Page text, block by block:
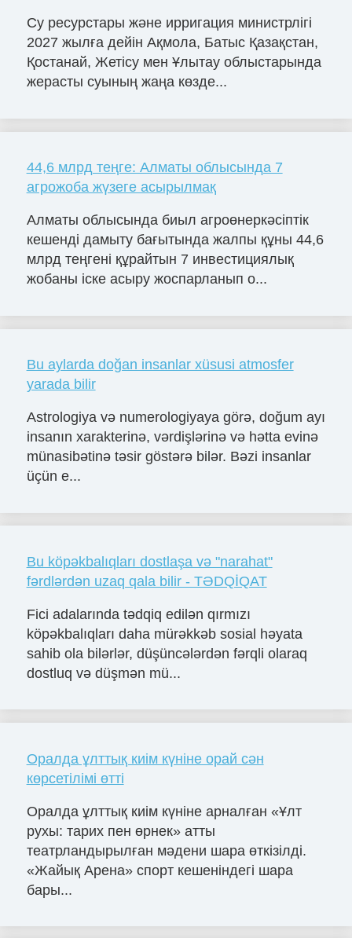
Су ресурстары және ирригация министрлігі
2027 жылға дейін Ақмола, Батыс Қазақстан,
Қостанай, Жетісу мен Ұлытау облыстарында
жерасты суының жаңа көзде...
44,6 млрд теңге: Алматы облысында 7
агрожоба жүзеге асырылмақ
Алматы облысында биыл агроөнеркәсіптік
кешенді дамыту бағытында жалпы құны 44,6
млрд теңгені құрайтын 7 инвестициялық
жобаны іске асыру жоспарланып о...
Bu aylarda doğan insanlar xüsusi atmosfer
yarada bilir
Astrologiya və numerologiyaya görə, doğum ayı
insanın xarakterinə, vərdişlərinə və hətta evinə
münasibətinə təsir göstərə bilər. Bəzi insanlar
üçün e...
Bu köpəkbalıqları dostlaşa və "narahat"
fərdlərdən uzaq qala bilir - TƏDQİQAT
Fici adalarında tədqiq edilən qırmızı
köpəkbalıqları daha mürəkkəb sosial həyata
sahib ola bilərlər, düşüncələrdən fərqli olaraq
dostluq və düşmən mü...
Оралда ұлттық киім күніне орай сән
көрсетілімі өтті
Оралда ұлттық киім күніне арналған «Ұлт
рухы: тарих пен өрнек» атты
театрландырылған мәдени шара өткізілді.
«Жайық Арена» спорт кешеніндегі шара
бары...